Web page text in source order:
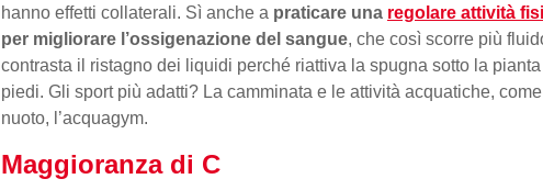
hanno effetti collaterali. Sì anche a praticare una regolare attività
per migliorare l’ossigenazione del sangue, che così scorre più
contrasta il ristagno dei liquidi perché riattiva la spugna sotto la
piedi. Gli sport più adatti? La camminata e le attività acquatiche, come
nuoto, l’acquagym.
Maggioranza di C